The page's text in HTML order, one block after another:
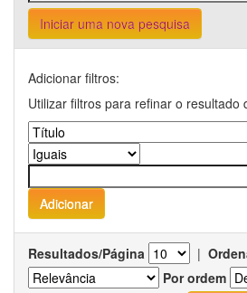
Iniciar uma nova pesquisa
Adicionar filtros:
Utilizar filtros para refinar o resultado
Resultados/Página |
Por ordem